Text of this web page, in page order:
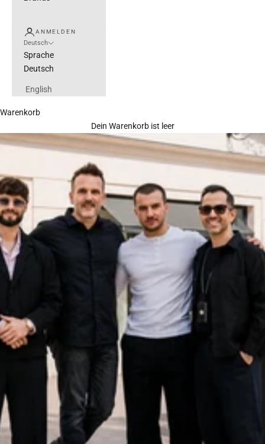
ANMELDEN
Deutsch
Sprache
Deutsch
English
Warenkorb
Dein Warenkorb ist leer